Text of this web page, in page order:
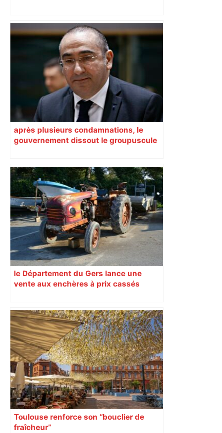
Canicule à Toulouse : pourquoi le
Muséum a dû fermer en urgence ? –
après plusieurs condamnations, le
gouvernement dissout le groupuscule
le Département du Gers lance une
vente aux enchères à prix cassés
Toulouse renforce son “bouclier de
fraîcheur”